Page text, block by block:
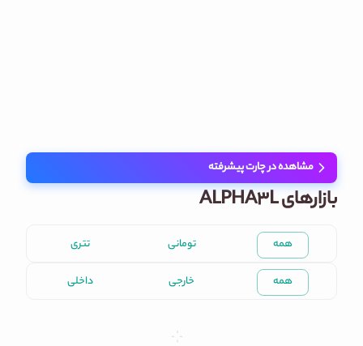
مشاهده در چارت پیشرفته
بازارهای ALPHA3L
همه تومانی تتری
همه خارجی داخلی